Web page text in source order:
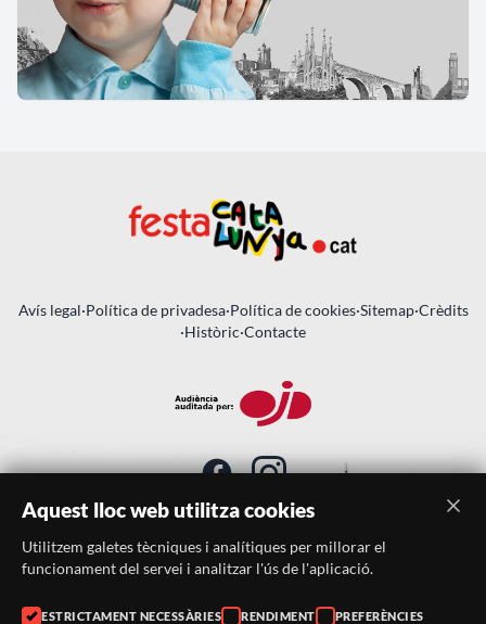
Avís legal·Política de privadesa·Política de cookies·Sitemap·Crèdits
·Històric·Contacte
SUBSCRIU-TE AL BUTLLETÍ
Telèfon: 938046359
Aquest lloc web utilitza cookies
Utilitzem galetes tècniques i analítiques per millorar el
funcionament del servei i analitzar l'ús de l'aplicació.
ESTRICTAMENT NECESSÀRIES RENDIMENT PREFERÈNCIES